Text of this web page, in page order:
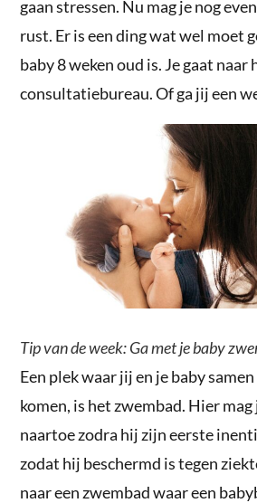
gaan stressen. Nu mag je nog
rust. Er is een ding wat wel moet
baby 8 weken oud is. Je gaat naar
consultatiebureau. Of ga jij een
Tip van de week: Ga met je baby
Een plek waar jij en je baby
komen, is het zwembad. Hier mag
naartoe zodra hij zijn eerste
zodat hij beschermd is tegen
naar een zwembad waar een